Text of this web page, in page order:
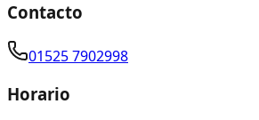
Contacto
01525 7902998
Horario